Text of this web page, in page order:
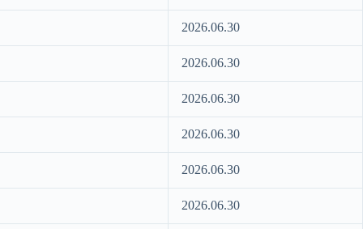
2026.06.30
2026.06.30
2026.06.30
2026.06.30
2026.06.30
2026.06.30